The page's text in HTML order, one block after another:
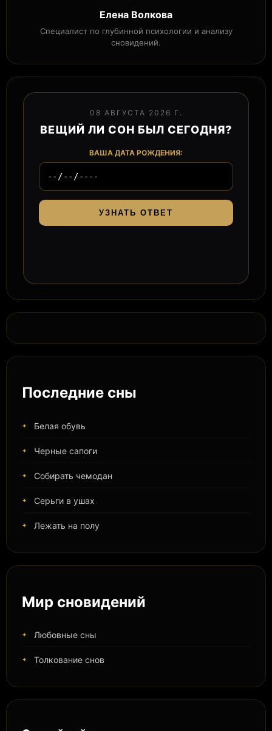
Елена Волкова
Специалист по глубинной психологии и анализу
сновидений.
08 АВГУСТА 2026 Г.
ВЕЩИЙ ЛИ СОН БЫЛ СЕГОДНЯ?
ВАША ДАТА РОЖДЕНИЯ:
УЗНАТЬ ОТВЕТ
Последние сны
Белая обувь
Черные сапоги
Собирать чемодан
Серьги в ушах
Лежать на полу
Мир сновидений
Любовные сны
Толкование снов